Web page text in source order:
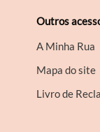
Outros
A Minha Rua
Mapa do site
Livro de